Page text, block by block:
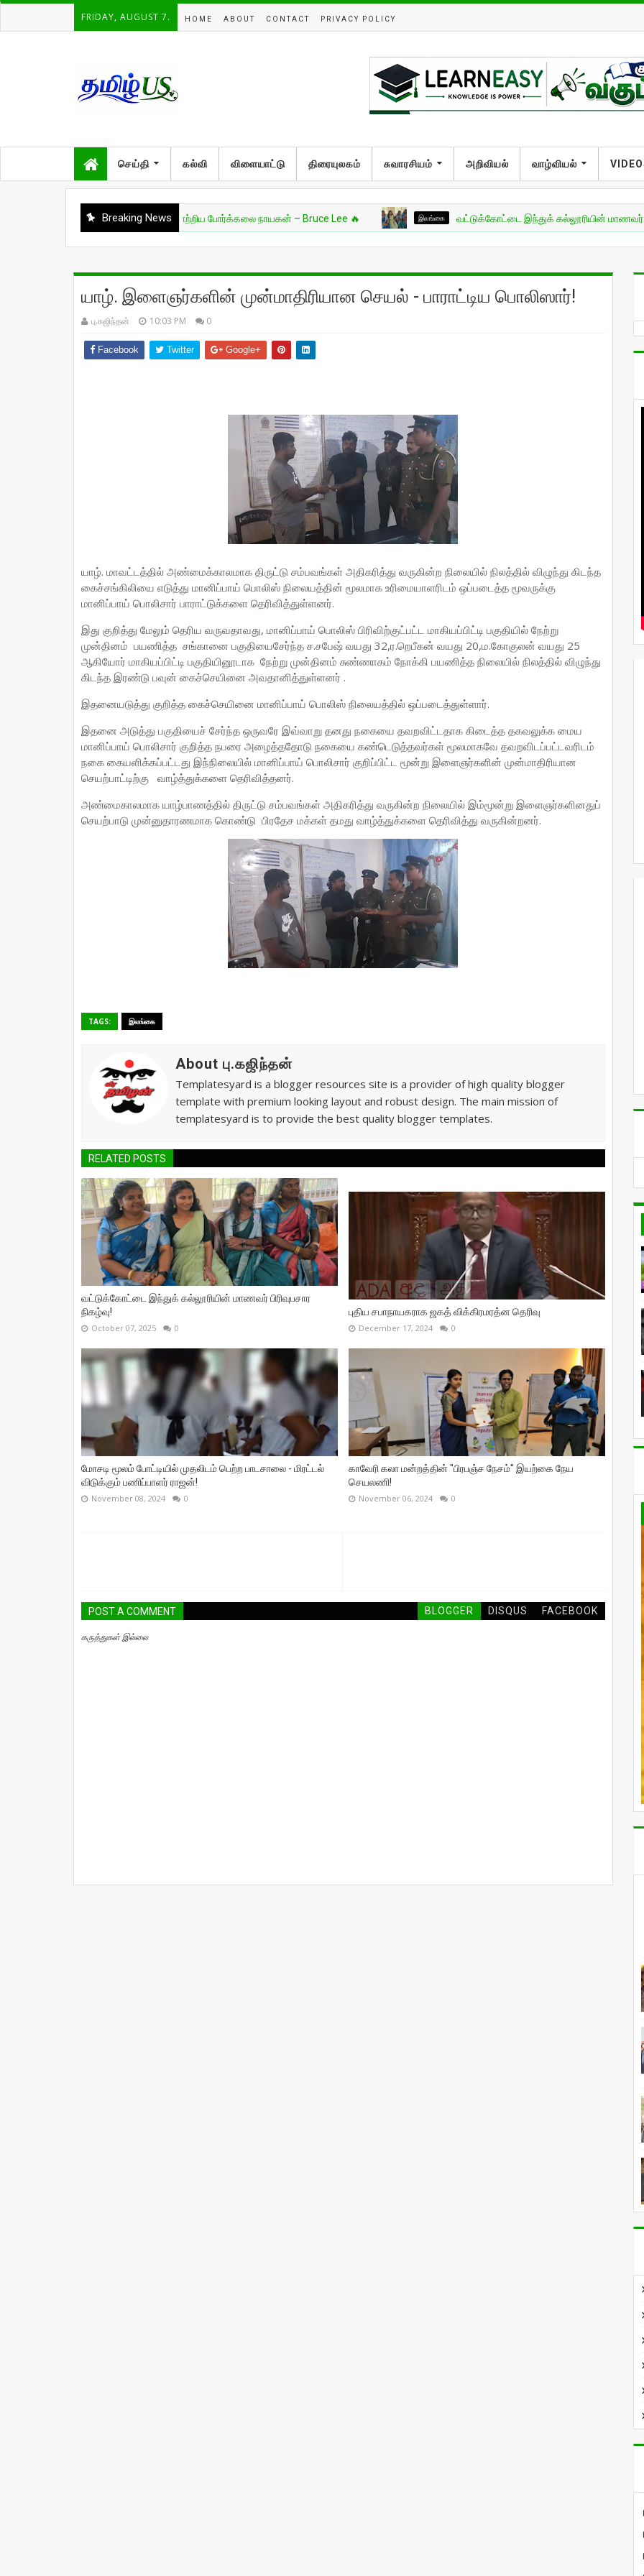
FRIDAY, AUGUST 7. HOME ABOUT CONTACT PRIVACY POLICY
செய்தி கல்வி விளையாட்டு திரையுலகம் சுவாரசியம் அறிவியல் வாழ்வியல்
Breaking News
🔥 உலகை மாற்றிய போர்க்கலை நாயகன் – Bruce Lee 🔥 இலங்கை வட்டுக்கோட்டை இந்துக் கல்லூரியின் மாணவர் பிரிவுபசார
யாழ். இளைஞர்களின் முன்மாதிரியான செயல் - பாராட்டிய பொலிஸார்!
பு.கஜிந்தன் 10:03 PM 0
Facebook Twitter Google+
யாழ். மாவட்டத்தில் அண்மைக்காலமாக திருட்டு சம்பவங்கள் அதிகரித்து வருகின்ற நிலையில் நிலத்தில் விழுந்து கிடந்த
கைச்சங்கிலியை எடுத்து மானிப்பாய் பொலிஸ் நிலையத்தின் மூலமாக உரிமையாளரிடம் ஒப்படைத்த மூவருக்கு
மானிப்பாய் பொலிசார் பாராட்டுக்களை தெரிவித்துள்ளனர்.
இது குறித்து மேலும் தெரிய வருவதாவது, மானிப்பாய் பொலிஸ் பிரிவிற்குட்பட்ட மாகியப்பிட்டி பகுதியில் நேற்று
முன்தினம் பயணித்த சங்கானை பகுதியைசேர்ந்த ச.சபேஷ் வயது 32,ர.றெபீகன் வயது 20,ம.கோகுலன் வயது 25
ஆகியோர் மாகியப்பிட்டி பகுதியினூடாக நேற்று முன்தினம் சுண்ணாகம் நோக்கி பயணித்த நிலையில் நிலத்தில் விழுந்து
கிடந்த இரண்டு பவுன் கைச்செயினை அவதானித்துள்ளனர் .
இதனையடுத்து குறித்த கைச்செயினை மானிப்பாய் பொலிஸ் நிலையத்தில் ஒப்படைத்துள்ளார்.
இதனை அடுத்து பகுதியைச் சேர்ந்த ஒருவரே இவ்வாறு தனது நகையை தவறவிட்டதாக கிடைத்த தகவலுக்க மைய
மானிப்பாய் பொலிசார் குறித்த நபரை அழைத்ததோடு நகையை கண்டெடுத்தவர்கள் மூலமாகவே தவறவிடப்பட்டவரிடம்
நகை கையளிக்கப்பட்டது இந்நிலையில் மானிப்பாய் பொலிசார் குறிப்பிட்ட மூன்று இளைஞர்களின் முன்மாதிரியான
செயற்பாட்டிற்கு வாழ்த்துக்களை தெரிவித்தனர்.
அண்மைகாலமாக யாழ்பாணத்தில் திருட்டு சம்பவங்கள் அதிகரித்து வருகின்ற நிலையில் இம்மூன்று இளைஞர்களினதுப்
செயற்பாடு முன்னுதாரணமாக கொண்டு பிரதேச மக்கள் தமது வாழ்த்துக்களை தெரிவித்து வருகின்றனர்.
TAGS: இலங்கை
About பு.கஜிந்தன்
Templatesyard is a blogger resources site is a provider of high quality blogger
template with premium looking layout and robust design. The main mission of
templatesyard is to provide the best quality blogger templates.
RELATED POSTS
வட்டுக்கோட்டை இந்துக் கல்லூரியின் மாணவர் பிரிவுபசார
நிகழ்வு!
October 07, 2025 0
புதிய சபாநாயகராக ஜகத் விக்கிரமரத்ன தெரிவு
December 17, 2024 0
மோசடி மூலம் போட்டியில் முதலிடம் பெற்ற பாடசாலை - மிரட்டல்
விடுக்கும் பணிப்பாளர் ராஜன்!
November 08, 2024 0
காவேரி கலா மன்றத்தின் "பிரபஞ்ச நேசம்" இயற்கை நேய
செயலணி!
November 06, 2024 0
POST A COMMENT BLOGGER DISQUS FACEBOOK
கருத்துகள் இல்லை